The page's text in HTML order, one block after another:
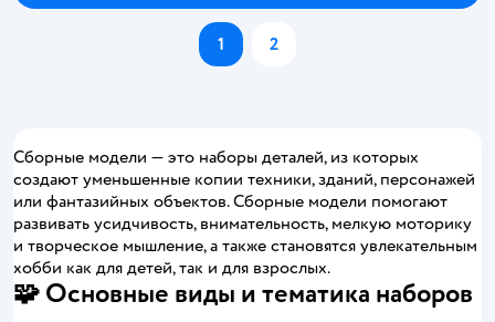
1 2
Сборные модели — это наборы деталей, из которых
создают уменьшенные копии техники, зданий, персонажей
или фантазийных объектов. Сборные модели помогают
развивать усидчивость, внимательность, мелкую моторику
и творческое мышление, а также становятся увлекательным
хобби как для детей, так и для взрослых.
🧩 Основные виды и тематика наборов